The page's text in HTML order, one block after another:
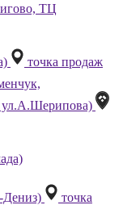
ТЦ
точка продаж
ул.А.Шерипова)
Дениз)
точка